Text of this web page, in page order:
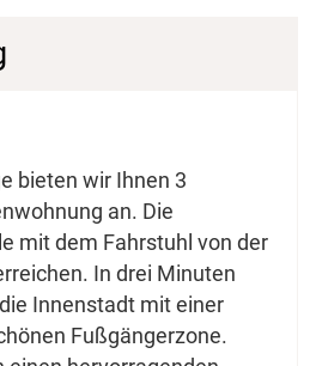
bieten wir Ihnen 3
an. Die
mit dem Fahrstuhl von der
In drei Minuten
Innenstadt mit einer
Fußgängerzone.